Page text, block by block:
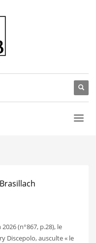
(n°867, p.28), le
Discepolo, ausculte « le